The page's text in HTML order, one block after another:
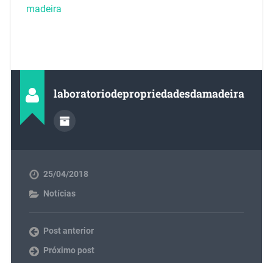
madeira
laboratoriodepropriedadesdamadeira
25/04/2018
Notícias
Post anterior
Próximo post